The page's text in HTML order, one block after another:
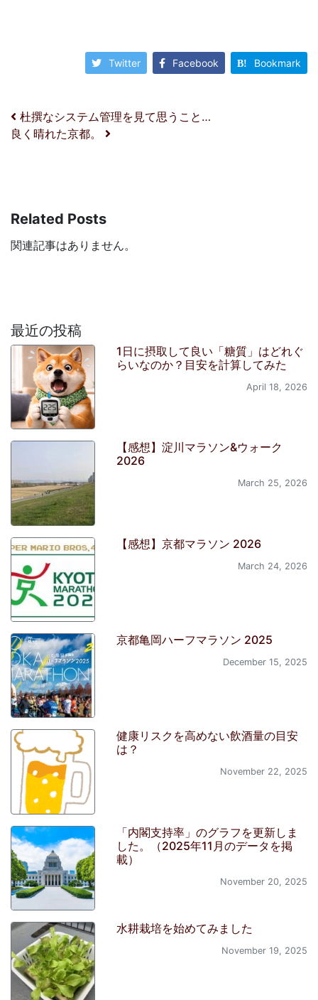
Twitter Facebook Bookmark
投稿ナビゲーション
杜撰なシステム管理を見て思うこと…
良く晴れた京都。
Related Posts
関連記事はありません。
最近の投稿
1日に摂取して良い「糖質」はどれぐ
らいなのか？目安を計算してみた
April 18, 2026
【感想】淀川マラソン&ウォーク
2026
March 25, 2026
【感想】京都マラソン 2026
March 24, 2026
京都亀岡ハーフマラソン 2025
December 15, 2025
健康リスクを高めない飲酒量の目安
は？
November 22, 2025
「内閣支持率」のグラフを更新しま
した。（2025年11月のデータを掲
載）
November 20, 2025
水耕栽培を始めてみました
November 19, 2025